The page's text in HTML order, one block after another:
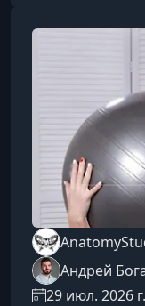
похудения.О
инструкция и
тренера, а
человека,
Андрей
29 июл. 2026